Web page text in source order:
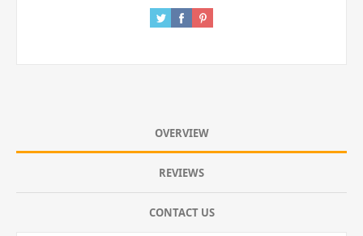
OVERVIEW
REVIEWS
CONTACT US